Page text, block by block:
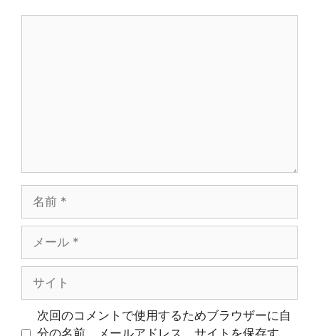
ル
次回のコメントで使用するためブラウザーに自
分の名前、メールアドレス、サイトを保存す